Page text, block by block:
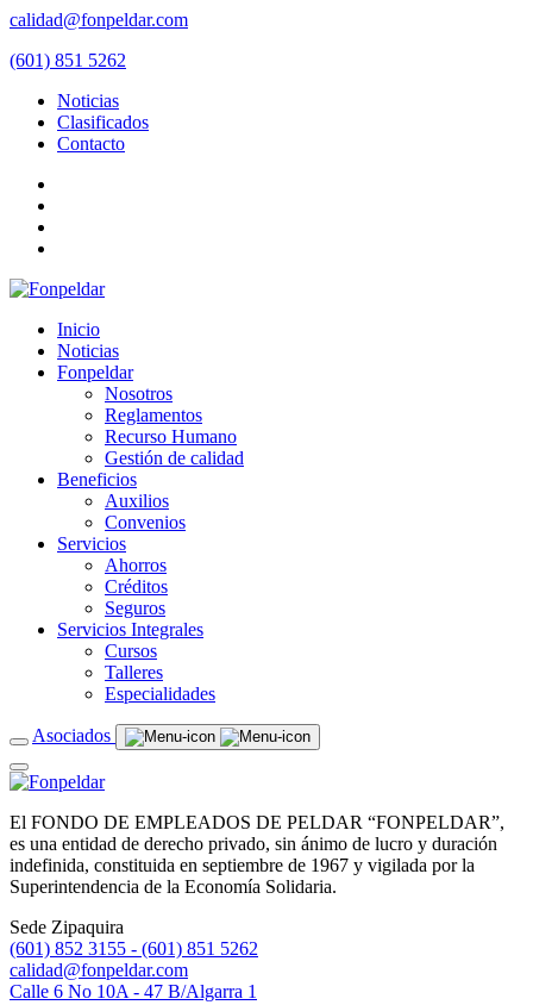
calidad@fonpeldar.com
(601) 851 5262
Noticias
Clasificados
Contacto
Inicio
Noticias
Fonpeldar
Nosotros
Reglamentos
Recurso Humano
Gestión de calidad
Beneficios
Auxilios
Convenios
Servicios
Ahorros
Créditos
Seguros
Servicios Integrales
Cursos
Talleres
Especialidades
Asociados
El FONDO DE EMPLEADOS DE PELDAR “FONPELDAR”,
es una entidad de derecho privado, sin ánimo de lucro y duración
indefinida, constituida en septiembre de 1967 y vigilada por la
Superintendencia de la Economía Solidaria.
Sede Zipaquira
(601) 852 3155 - (601) 851 5262
calidad@fonpeldar.com
Calle 6 No 10A - 47 B/Algarra 1